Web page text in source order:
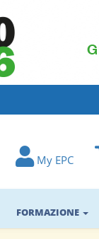
My EPC
FORMAZIONE